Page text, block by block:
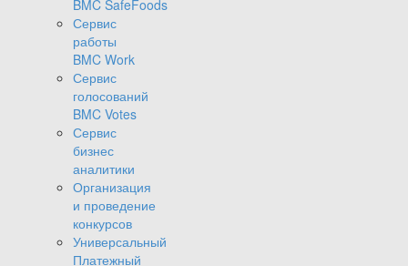
BMC SafeFoods
Сервис
работы
BMC Work
Сервис
голосований
BMC Votes
Сервис
бизнес
аналитики
Организация
и проведение
конкурсов
Универсальный
Платежный